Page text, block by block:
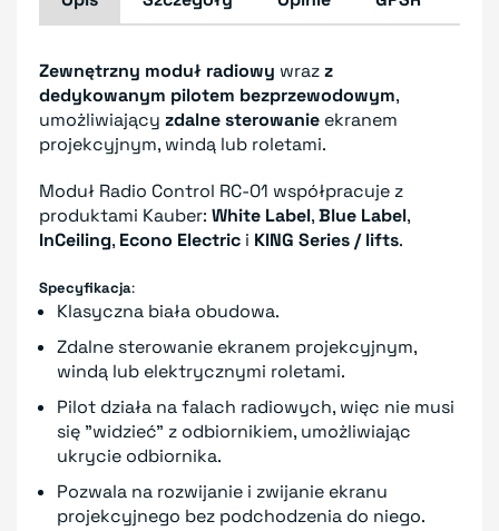
Zewnętrzny moduł radiowy wrazz
dedykowanym pilotem bezprzewodowym,
umożliwiający zdalne sterowanie ekranem
projekcyjnym, windą lub roletami.
Moduł Radio Control RC-01 współpracuje z
produktami Kauber: White Label,Blue Label,
InCeiling, Econo Electric i KING Series / lifts.
Specyfikacja:
Klasyczna biała obudowa.
Zdalne sterowanie ekranem projekcyjnym,
windą lub elektrycznymi roletami.
Pilot działa na falach radiowych, więc nie musi
się "widzieć" z odbiornikiem, umożliwiając
ukrycie odbiornika.
Pozwala na rozwijanie i zwijanie ekranu
projekcyjnego bez podchodzenia do niego.